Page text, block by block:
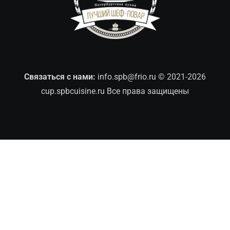
Связаться с нами: info.spb@frio.ru © 2021-2026
cup.spbcuisine.ru Все права защищены